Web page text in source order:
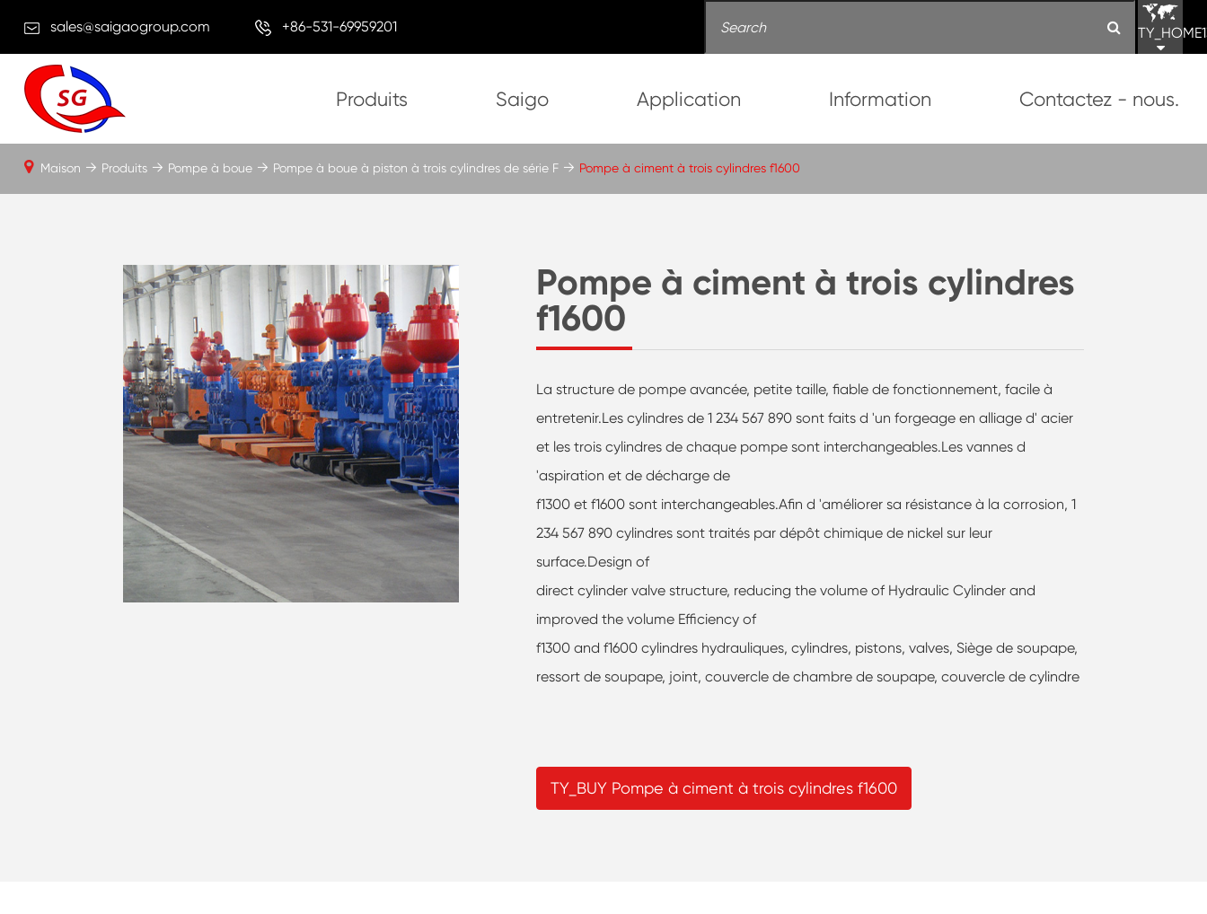
sales@saigaogroup.com +86-531-69959201
Produits Saigo Application Information Contactez - nous.
Pompe à ciment à trois cylindres
f1600
La structure de pompe avancée, petite taille, fiable de fonctionnement, facile à
entretenir.Les cylindres de 1 234 567 890 sont faits d 'un forgeage en alliage d' acier
et les trois cylindres de chaque pompe sont interchangeables.Les vannes d
'aspiration et de décharge de
f1300 et f1600 sont interchangeables.Afin d 'améliorer sa résistance à la corrosion, 1
234 567 890 cylindres sont traités par dépôt chimique de nickel sur leur
surface.Design of
direct cylinder valve structure, reducing the volume of Hydraulic Cylinder and
improved the volume Efficiency of
f1300 and f1600 cylindres hydrauliques, cylindres, pistons, valves, Siège de soupape,
ressort de soupape, joint, couvercle de chambre de soupape, couvercle de cylindre
TY_BUY Pompe à ciment à trois cylindres f1600
Maison Produits Pompe à boue Pompe à boue à piston à trois cylindres de série F Pompe à ciment à trois cylindres f1600